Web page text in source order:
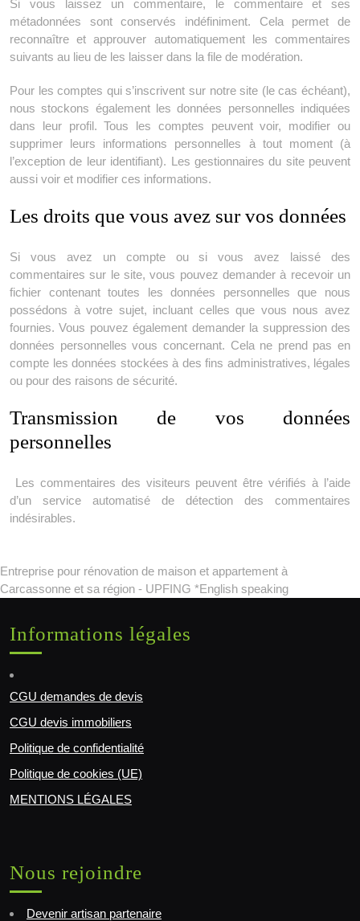
Si vous laissez un commentaire, le commentaire et ses
métadonnées sont conservés indéfiniment. Cela permet de
reconnaître et approuver automatiquement les commentaires
suivants au lieu de les laisser dans la file de modération.
Pour les comptes qui s’inscrivent sur notre site (le cas échéant),
nous stockons également les données personnelles indiquées
dans leur profil. Tous les comptes peuvent voir, modifier ou
supprimer leurs informations personnelles à tout moment (à
l’exception de leur identifiant). Les gestionnaires du site peuvent
aussi voir et modifier ces informations.
Les droits que vous avez sur vos données
Si vous avez un compte ou si vous avez laissé des
commentaires sur le site, vous pouvez demander à recevoir un
fichier contenant toutes les données personnelles que nous
possédons à votre sujet, incluant celles que vous nous avez
fournies. Vous pouvez également demander la suppression des
données personnelles vous concernant. Cela ne prend pas en
compte les données stockées à des fins administratives, légales
ou pour des raisons de sécurité.
Transmission de vos données
personnelles
Les commentaires des visiteurs peuvent être vérifiés à l’aide
d’un service automatisé de détection des commentaires
indésirables.
Entreprise pour rénovation de maison et appartement à
Carcassonne et sa région - UPFING *English speaking
Informations légales
CGU demandes de devis
CGU devis immobiliers
Politique de confidentialité
Politique de cookies (UE)
MENTIONS LÉGALES
Nous rejoindre
Devenir artisan partenaire